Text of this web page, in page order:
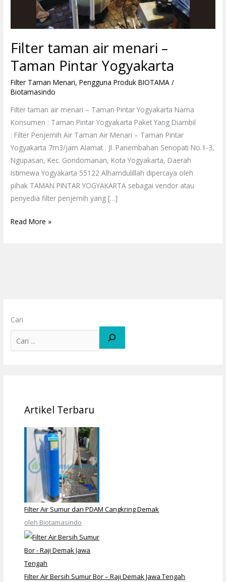
Filter taman air menari –
Taman Pintar Yogyakarta
Filter Taman Menari,Pengguna Produk BIOTAMA /
Biotamasindo
Filter taman air menari – Taman Pintar Yogyakarta Nama
Konsumen : Taman Pintar Yogyakarta Paket Yang Diambil
: Filter Penjernih Air Taman Air Menari – Taman Pintar
Yogyakarta 7m3/jam Alamat : Jl. Panembahan Senopati No.1-3,
Ngupasan, Kec. Gondomanan, Kota Yogyakarta, Daerah
Istimewa Yogyakarta 55122 Alhamdulillah dipercaya oleh
pihak TAMAN PINTAR YOGYAKARTA sebagai vendor atau
penyedia filter penjernih yang […]
Read More »
Cari
Artikel Terbaru
Filter Air Sumur dan PDAM Cangkring Demak
oleh Biotamasindo
Filter Air Bersih Sumur Bor – Raji Demak Jawa Tengah